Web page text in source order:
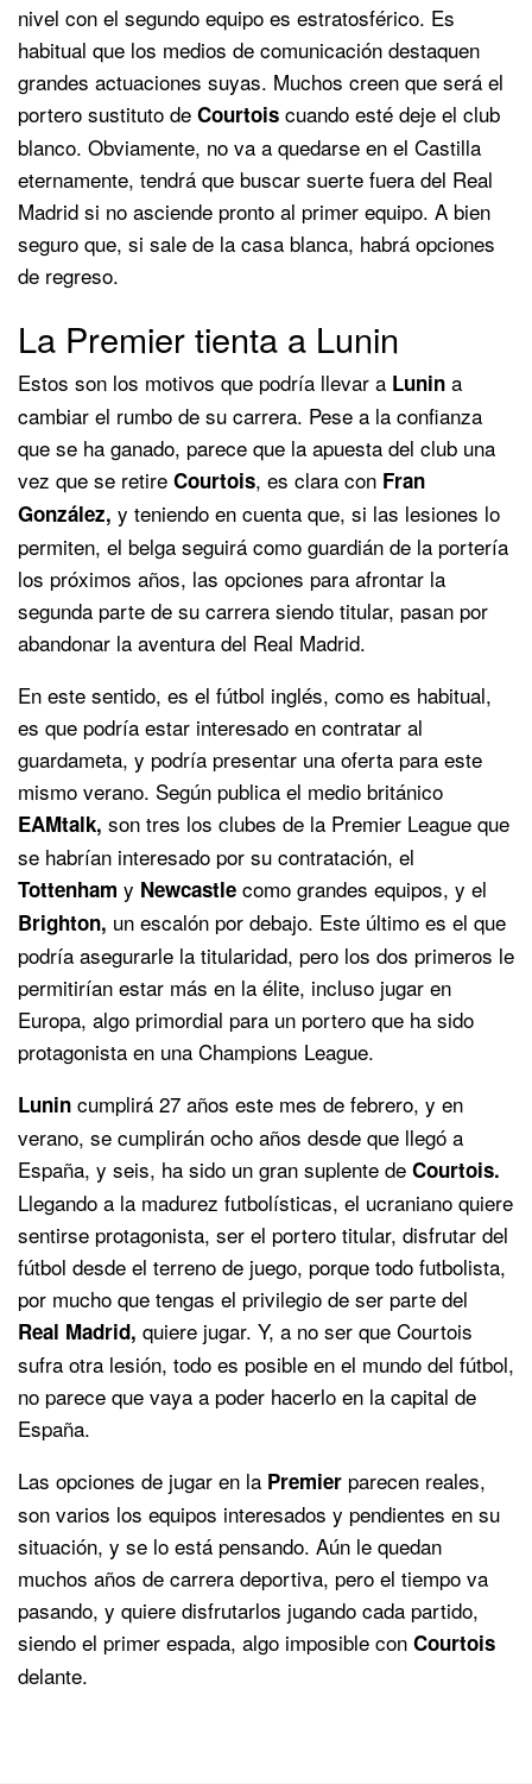
nivel con el segundo equipo es estratosférico. Es
habitual que los medios de comunicación destaquen
grandes actuaciones suyas. Muchos creen que será el
portero sustituto de Courtois cuando esté deje el club
blanco. Obviamente, no va a quedarse en el Castilla
eternamente, tendrá que buscar suerte fuera del Real
Madrid si no asciende pronto al primer equipo. A bien
seguro que, si sale de la casa blanca, habrá opciones
de regreso.
La Premier tienta a Lunin
Estos son los motivos que podría llevar a Lunin a
cambiar el rumbo de su carrera. Pese a la confianza
que se ha ganado, parece que la apuesta del club una
vez que se retire Courtois, es clara con Fran
González, y teniendo en cuenta que, si las lesiones lo
permiten, el belga seguirá como guardián de la portería
los próximos años, las opciones para afrontar la
segunda parte de su carrera siendo titular, pasan por
abandonar la aventura del Real Madrid.
En este sentido, es el fútbol inglés, como es habitual,
es que podría estar interesado en contratar al
guardameta, y podría presentar una oferta para este
mismo verano. Según publica el medio británico
EAMtalk, son tres los clubes de la Premier League que
se habrían interesado por su contratación, el
Tottenham y Newcastle como grandes equipos, y el
Brighton, un escalón por debajo. Este último es el que
podría asegurarle la titularidad, pero los dos primeros le
permitirían estar más en la élite, incluso jugar en
Europa, algo primordial para un portero que ha sido
protagonista en una Champions League.
Lunin cumplirá 27 años este mes de febrero, y en
verano, se cumplirán ocho años desde que llegó a
España, y seis, ha sido un gran suplente de Courtois.
Llegando a la madurez futbolísticas, el ucraniano quiere
sentirse protagonista, ser el portero titular, disfrutar del
fútbol desde el terreno de juego, porque todo futbolista,
por mucho que tengas el privilegio de ser parte del
Real Madrid, quiere jugar. Y, a no ser que Courtois
sufra otra lesión, todo es posible en el mundo del fútbol,
no parece que vaya a poder hacerlo en la capital de
España.
Las opciones de jugar en la Premier parecen reales,
son varios los equipos interesados y pendientes en su
situación, y se lo está pensando. Aún le quedan
muchos años de carrera deportiva, pero el tiempo va
pasando, y quiere disfrutarlos jugando cada partido,
siendo el primer espada, algo imposible con Courtois
delante.